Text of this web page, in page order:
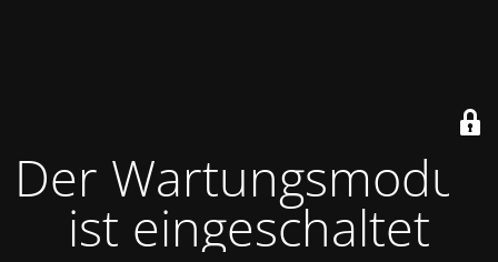
Der Wartungsmodus
ist eingeschaltet